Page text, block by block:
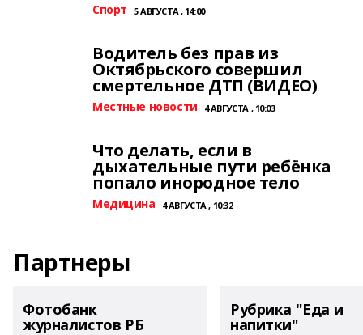
Спорт 5 АВГУСТА , 14:00
Водитель без прав из
Октябрьского совершил
смертельное ДТП (ВИДЕО)
Местные новости 4 АВГУСТА , 10:03
Что делать, если в
дыхательные пути ребёнка
попало инородное тело
Медицина 4 АВГУСТА , 10:32
Партнеры
Фотобанк
журналистов РБ
Рубрика "Еда и
напитки"